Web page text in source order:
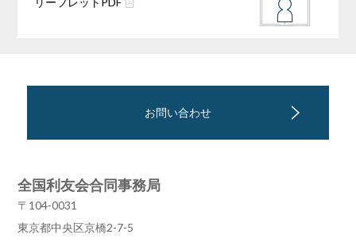
お問い合わせ
全国利友会合同事務局
〒104-0031
東京都中央区京橋2-7-5